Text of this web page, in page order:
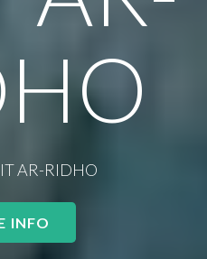
AR-RIDHO
INFO